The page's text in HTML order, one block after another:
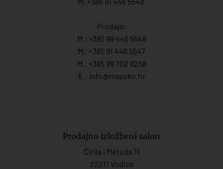
Prodaja:
M.: +385 99 446 5548
M: +385 91 446 5547
M.: +385 99 702 8258
E.: info@mayoko. hr
Prodajno izložbeni salon
Ćirila i Metoda 11
22211 Vodice